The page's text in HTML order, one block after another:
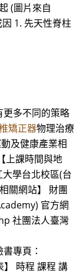
(圖片來自
1. 先天性脊柱
多不同的策略
矯正器物理治療
及健康產業相
上課時間與地
學台北校區(台
關網站】 財團
官方網
社團法人臺灣
專頁：
時程 課程 講